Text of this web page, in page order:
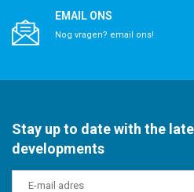
EMAIL ONS
Nog vragen? email ons!
Stay up to date with the
developments